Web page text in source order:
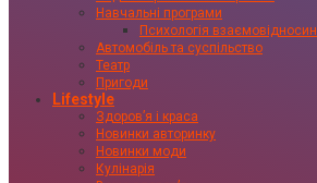
Навчальні програми
Психологія взаємовідносин
Автомобіль та суспільство
Театр
Пригоди
Lifestyle
Здоровʼя і краса
Новинки авторинку
Новинки моди
Кулінарія